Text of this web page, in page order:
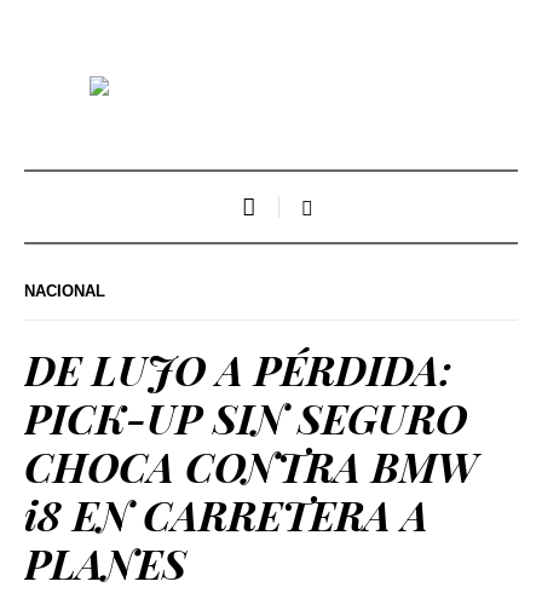
NACIONAL
DE LUJO A PÉRDIDA:
PICK-UP SIN SEGURO
CHOCA CONTRA BMW
i8 EN CARRETERA A
PLANES